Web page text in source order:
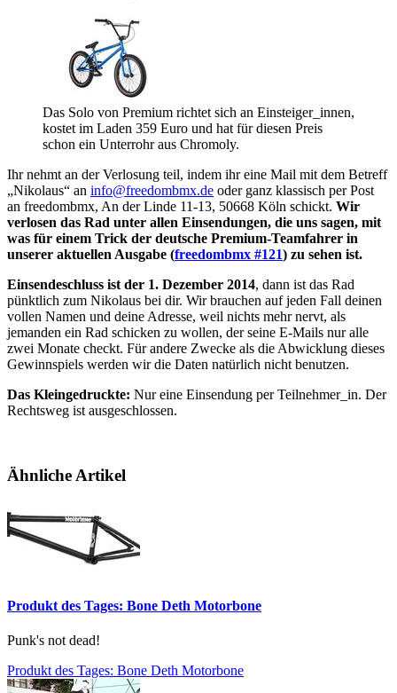
Das Solo von Premium richtet sich an Einsteiger_innen,
kostet im Laden 359 Euro und hat für diesen Preis
schon ein Unterrohr aus Chromoly.
Ihr nehmt an der Verlosung teil, indem ihr eine Mail mit dem Betreff
„Nikolaus“ an info@freedombmx.de oder ganz klassisch per Post
an freedombmx, An der Linde 11-13, 50668 Köln schickt. Wir
verlosen das Rad unter allen Einsendungen, die uns sagen, mit
was für einem Trick der deutsche Premium-Teamfahrer in
unserer aktuellen Ausgabe (freedombmx #121) zu sehen ist.
Einsendeschluss ist der 1. Dezember 2014, dann ist das Rad
pünktlich zum Nikolaus bei dir. Wir brauchen auf jeden Fall deinen
vollen Namen und deine Adresse, weil nichts mehr nervt, als
jemanden ein Rad schicken zu wollen, der seine E-Mails nur alle
zwei Monate checkt. Für andere Zwecke als die Abwicklung dieses
Gewinnspiels werden wir die Daten natürlich nicht benutzen.
Das Kleingedruckte: Nur eine Einsendung per Teilnehmer_in. Der
Rechtsweg ist ausgeschlossen.
Ähnliche Artikel
Produkt des Tages: Bone Deth Motorbone
Punk's not dead!
Produkt des Tages: Bone Deth Motorbone